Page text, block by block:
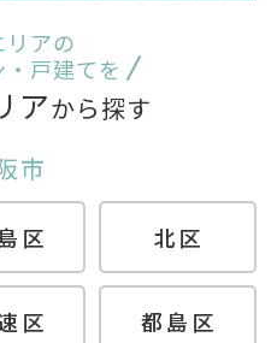
アの
戸建てを
アから探す
市
区 北区
区 都島区